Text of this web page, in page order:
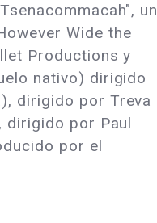
un
Wide the
Productions y
nativo) dirigido
dirigido por Treva
dirigido por Paul
por el